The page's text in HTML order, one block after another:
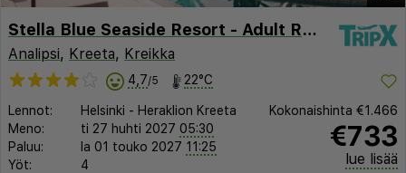
Stella Blue Seaside Resort - Adult Recommended 12+
Analipsi, Kreeta, Kreikka
4,7/5 22°C
Lennot: Helsinki - Heraklion Kreeta
Meno:
ti 27 huhti 2027 05:30
Paluu:
la 01 touko 2027 11:25
Yöt:
4
Kokonaishinta €1.466
€733
lue lisää